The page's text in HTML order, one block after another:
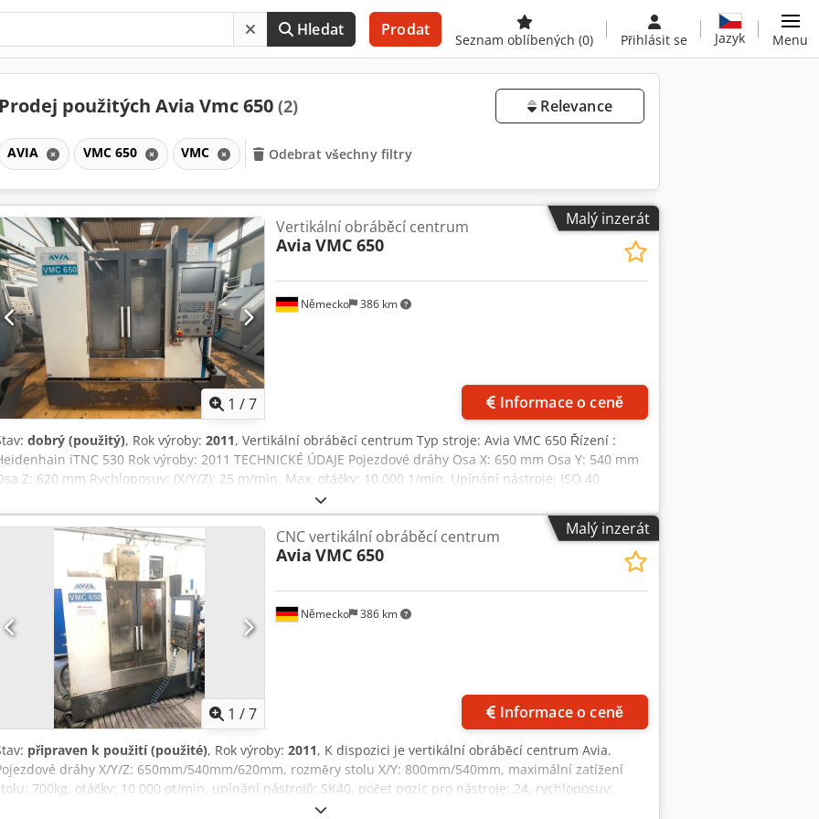
Hledat Prodat
Seznam oblíbených (0) Přihlásit se Jazyk Menu
použitých Avia Vmc 650 (2) Relevance
AVIA VMC 650 VMC Odebrat všechny filtry
Malý inzerát
1 /7
Německo 386 km
Vertikální obráběcí centrum
Avia VMC 650
Informace o ceně
dobrý (použitý), Rok výroby: 2011, Vertikální obráběcí centrum Typ stroje: Avia VMC 650 Řízení :
iTNC 530 Rok výroby: 2011 TECHNICKÉ ÚDAJE Pojezdové dráhy Osa X: 650 mm Osa Y: 540 mm
Z: 620 mm Rychloposuv: (X/Y/Z): 25 m/min. Max. otáčky: 10.000 1/min. Upínání nástroje: ISO 40
místa: 24 Velikost stolu: 800 x 540 mm Cjdpfx Adezi Dz Us Sorf Max. hmotnost obrobku: 700 kg
vybavení Dopravník třísek Elektrické ruční kolo
Malý inzerát
1 /7
Německo 386 km
CNC vertikální obráběcí centrum
Avia VMC 650
Informace o ceně
připraven k použití (použité), Rok výroby: 2011, K dispozici je vertikální obráběcí centrum Avia.
dráhy X/Y/Z: 650mm/540mm/620mm, rozměry stolu X/Y: 800mm/540mm, maximální zatížení
700kg, otáčky: 10 000 ot/min, upínání nástrojů: SK40, počet pozic pro nástroje: 24, rychloposuv:
min, přesnost polohování: +/-0,005mm. Rozměry stroje X/Y/Z: cca 2200mm/2600mm/2850mm,